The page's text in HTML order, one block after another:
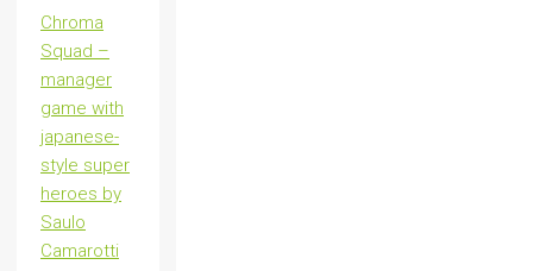
Chroma
Squad –
manager
game with
japanese-
style super
heroes by
Saulo
Camarotti